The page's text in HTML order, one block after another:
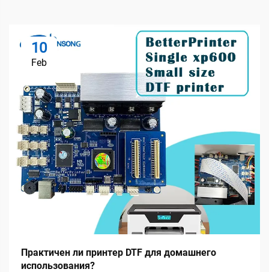
10
Feb
Практичен ли принтер DTF для домашнего
использования?